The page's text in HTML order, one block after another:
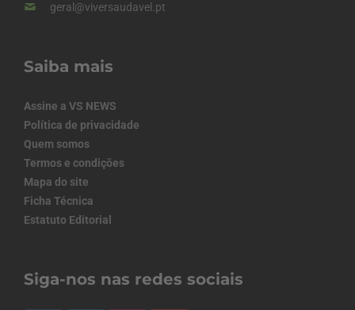
geral@viversaudavel.pt
Saiba mais
Assine a VS NEWS
Política de privacidade
Quem somos
Termos e condições
Mapa do site
Ficha Técnica
Estatuto Editorial
Siga-nos nas redes sociais